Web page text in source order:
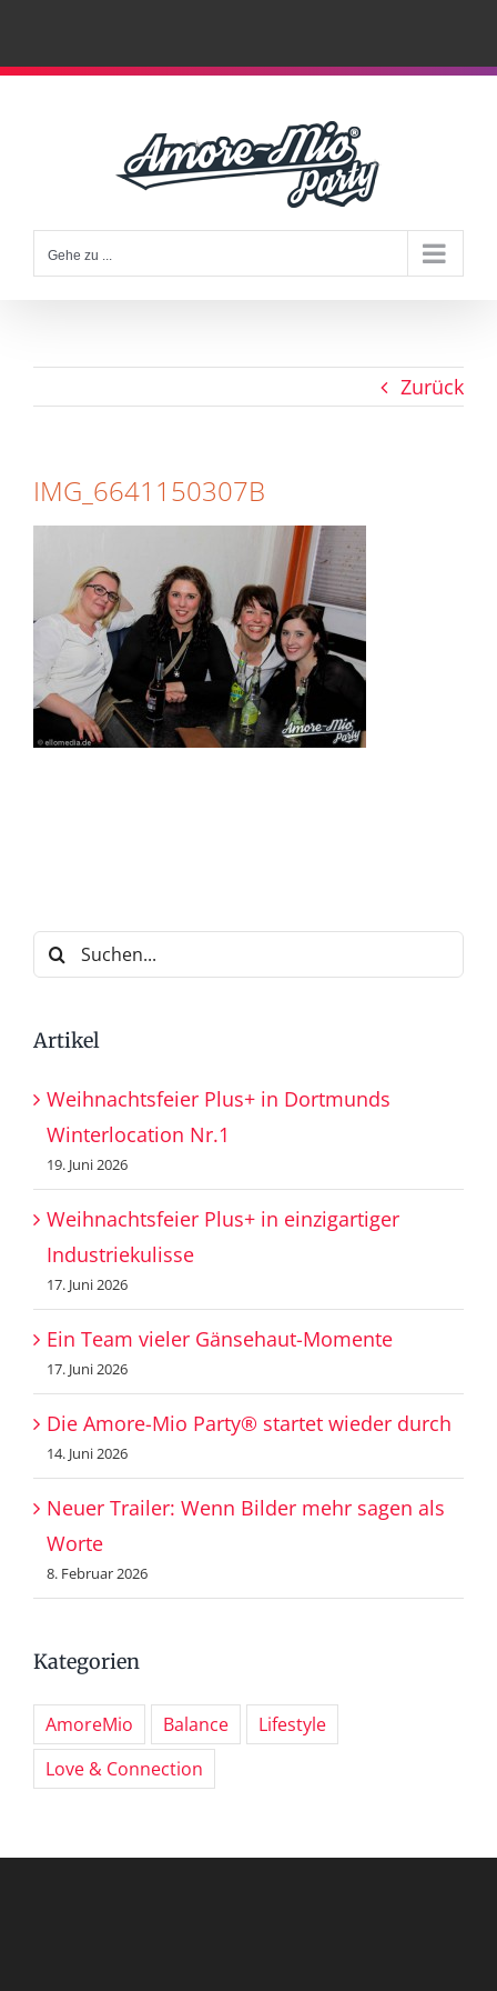
Zum
Gehe zu ...
Zurück
IMG_6641150307B
Suche
nach:
Artikel
Weihnachtsfeier Plus+ in Dortmunds
Winterlocation Nr.1
19. Juni 2026
Weihnachtsfeier Plus+ in einzigartiger
Industriekulisse
17. Juni 2026
Ein Team vieler Gänsehaut-Momente
17. Juni 2026
Die Amore-Mio Party® startet wieder durch
14. Juni 2026
Neuer Trailer: Wenn Bilder mehr sagen als
Worte
8. Februar 2026
Kategorien
AmoreMio Balance
Lifestyle
Love & Connection